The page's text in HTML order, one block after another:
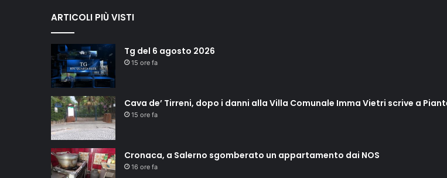
ARTICOLI PIÙ VISTI
Tg del 6 agosto 2026
15 ore fa
Cava de’ Tirreni, dopo i danni alla Villa Comunale Imma Vietri scrive a
15 ore fa
Cronaca, a Salerno sgomberato un appartamento dai NOS
16 ore fa